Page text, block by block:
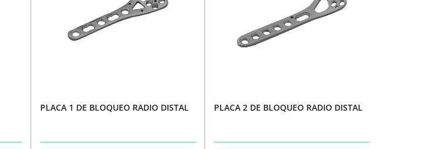
PLACA 1 DE BLOQUEO RADIO DISTAL PLACA 2 DE BLOQUEO RADIO DISTAL